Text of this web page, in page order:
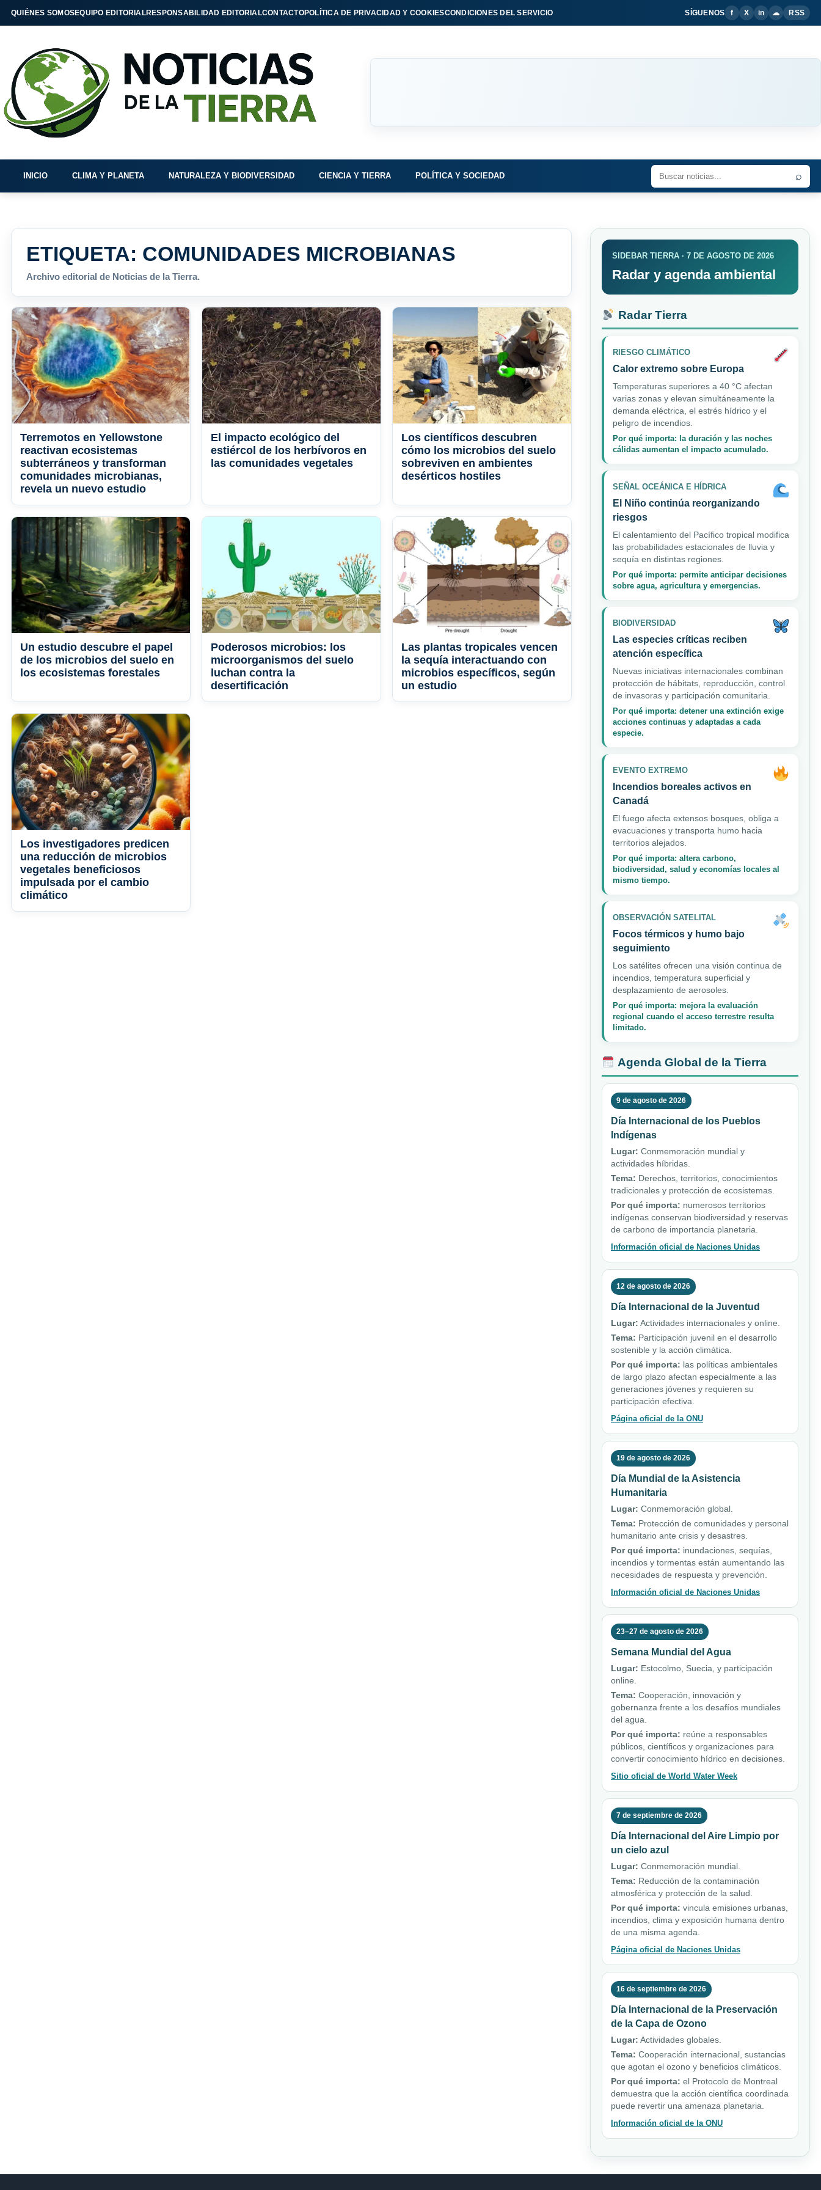
QUIÉNES SOMOSEQUIPO EDITORIALRESPONSABILIDAD EDITORIALCONTACTOPOLÍTICA DE PRIVACIDAD Y COOKIESCONDICIONES DEL SERVICIO SÍGUENOS f X in ☁ RSS
INICIO CLIMA Y PLANETA NATURALEZA Y BIODIVERSIDAD CIENCIA Y TIERRA POLÍTICA Y SOCIEDAD ⌕
ETIQUETA: COMUNIDADES MICROBIANAS
Archivo editorial de Noticias de la Tierra.
Terremotos en Yellowstone
reactivan ecosistemas
subterráneos y transforman
comunidades microbianas,
revela un nuevo estudio
El impacto ecológico del
estiércol de los herbívoros en
las comunidades vegetales
Los científicos descubren
cómo los microbios del suelo
sobreviven en ambientes
desérticos hostiles
Un estudio descubre el papel
de los microbios del suelo en
los ecosistemas forestales
Poderosos microbios: los
microorganismos del suelo
luchan contra la
desertificación
Las plantas tropicales vencen
la sequía interactuando con
microbios específicos, según
un estudio
Los investigadores predicen
una reducción de microbios
vegetales beneficiosos
impulsada por el cambio
climático
SIDEBAR TIERRA · 7 DE AGOSTO DE 2026
Radar y agenda ambiental
Radar Tierra
RIESGO CLIMÁTICO
Calor extremo sobre Europa
Temperaturas superiores a 40 °C afectan
varias zonas y elevan simultáneamente la
demanda eléctrica, el estrés hídrico y el
peligro de incendios.
Por qué importa: la duración y las noches
cálidas aumentan el impacto acumulado.
SEÑAL OCEÁNICA E HÍDRICA
El Niño continúa reorganizando
riesgos
El calentamiento del Pacífico tropical modifica
las probabilidades estacionales de lluvia y
sequía en distintas regiones.
Por qué importa: permite anticipar decisiones
sobre agua, agricultura y emergencias.
BIODIVERSIDAD
Las especies críticas reciben
atención específica
Nuevas iniciativas internacionales combinan
protección de hábitats, reproducción, control
de invasoras y participación comunitaria.
Por qué importa: detener una extinción exige
acciones continuas y adaptadas a cada
especie.
EVENTO EXTREMO
Incendios boreales activos en
Canadá
El fuego afecta extensos bosques, obliga a
evacuaciones y transporta humo hacia
territorios alejados.
Por qué importa: altera carbono,
biodiversidad, salud y economías locales al
mismo tiempo.
OBSERVACIÓN SATELITAL
Focos térmicos y humo bajo
seguimiento
Los satélites ofrecen una visión continua de
incendios, temperatura superficial y
desplazamiento de aerosoles.
Por qué importa: mejora la evaluación
regional cuando el acceso terrestre resulta
limitado.
Agenda Global de la Tierra
9 de agosto de 2026
Día Internacional de los Pueblos
Indígenas
Lugar: Conmemoración mundial y
actividades híbridas.
Tema: Derechos, territorios, conocimientos
tradicionales y protección de ecosistemas.
Por qué importa: numerosos territorios
indígenas conservan biodiversidad y reservas
de carbono de importancia planetaria.
Información oficial de Naciones Unidas
12 de agosto de 2026
Día Internacional de la Juventud
Lugar: Actividades internacionales y online.
Tema: Participación juvenil en el desarrollo
sostenible y la acción climática.
Por qué importa: las políticas ambientales
de largo plazo afectan especialmente a las
generaciones jóvenes y requieren su
participación efectiva.
Página oficial de la ONU
19 de agosto de 2026
Día Mundial de la Asistencia
Humanitaria
Lugar: Conmemoración global.
Tema: Protección de comunidades y personal
humanitario ante crisis y desastres.
Por qué importa: inundaciones, sequías,
incendios y tormentas están aumentando las
necesidades de respuesta y prevención.
Información oficial de Naciones Unidas
23–27 de agosto de 2026
Semana Mundial del Agua
Lugar: Estocolmo, Suecia, y participación
online.
Tema: Cooperación, innovación y
gobernanza frente a los desafíos mundiales
del agua.
Por qué importa: reúne a responsables
públicos, científicos y organizaciones para
convertir conocimiento hídrico en decisiones.
Sitio oficial de World Water Week
7 de septiembre de 2026
Día Internacional del Aire Limpio por
un cielo azul
Lugar: Conmemoración mundial.
Tema: Reducción de la contaminación
atmosférica y protección de la salud.
Por qué importa: vincula emisiones urbanas,
incendios, clima y exposición humana dentro
de una misma agenda.
Página oficial de Naciones Unidas
16 de septiembre de 2026
Día Internacional de la Preservación
de la Capa de Ozono
Lugar: Actividades globales.
Tema: Cooperación internacional, sustancias
que agotan el ozono y beneficios climáticos.
Por qué importa: el Protocolo de Montreal
demuestra que la acción científica coordinada
puede revertir una amenaza planetaria.
Información oficial de la ONU